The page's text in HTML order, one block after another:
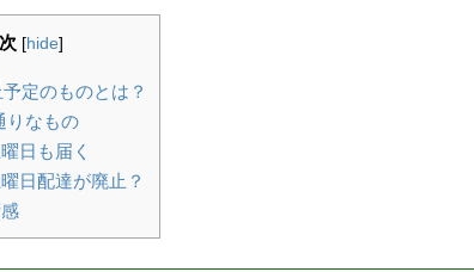
[hide]
定のものとは？
りなもの
日も届く
日配達が廃止？